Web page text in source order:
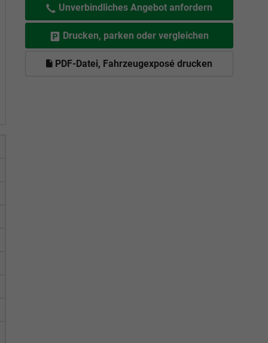
Unverbindliches Angebot anfordern
Drucken, parken oder vergleichen
PDF-Datei, Fahrzeugexposé drucken